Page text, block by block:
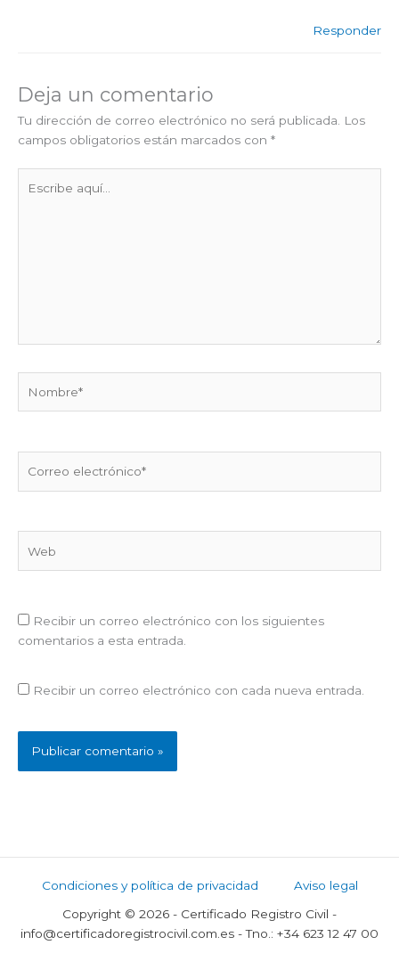
Responder
Deja un comentario
Tu dirección de correo electrónico no será publicada. Los
campos obligatorios están marcados con *
aquí...
electrónico*
Recibir un correo electrónico con los siguientes
comentarios a esta entrada.
Recibir un correo electrónico con cada nueva entrada.
Condiciones y política de privacidad
Aviso legal
Copyright © 2026 - Certificado Registro Civil -
info@certificadoregistrocivil.com.es - Tno.: +34 623 12 47 00